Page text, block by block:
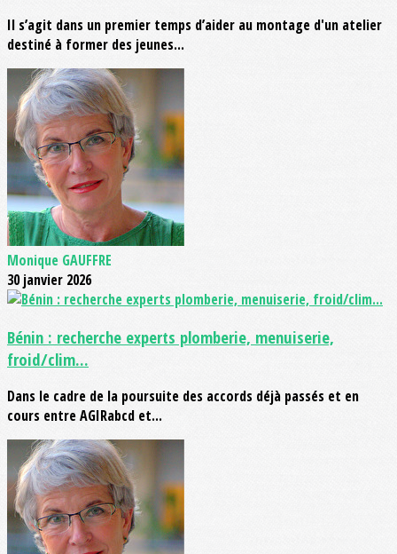
Il s’agit dans un premier temps d’aider au montage d'un atelier
destiné à former des jeunes...
Monique GAUFFRE
30 janvier 2026
Bénin : recherche experts plomberie, menuiserie,
froid/clim...
Dans le cadre de la poursuite des accords déjà passés et en
cours entre AGIRabcd et...